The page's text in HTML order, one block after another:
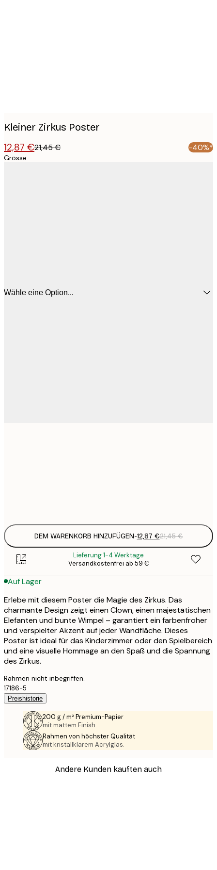
Kleiner Zirkus Poster
12,87 €21,45 € -40%*
Grösse
Wähle eine Option...
DEM WARENKORB HINZUFÜGEN-12,87 €21,45 €
Lieferung 1-4 Werktage
Versandkostenfrei ab 59 €
Auf Lager
Erlebe mit diesem Poster die Magie des Zirkus. Das
charmante Design zeigt einen Clown, einen majestätischen
Elefanten und bunte Wimpel – garantiert ein farbenfroher
und verspielter Akzent auf jeder Wandfläche. Dieses
Poster ist ideal für das Kinderzimmer oder den Spielbereich
und eine visuelle Hommage an den Spaß und die Spannung
des Zirkus.
Rahmen nicht inbegriffen.
17186-5
Preishistorie
200 g / m² Premium-Papier
mit mattem Finish.
Rahmen von höchster Qualität
mit kristallklarem Acrylglas.
Andere Kunden kauften auch